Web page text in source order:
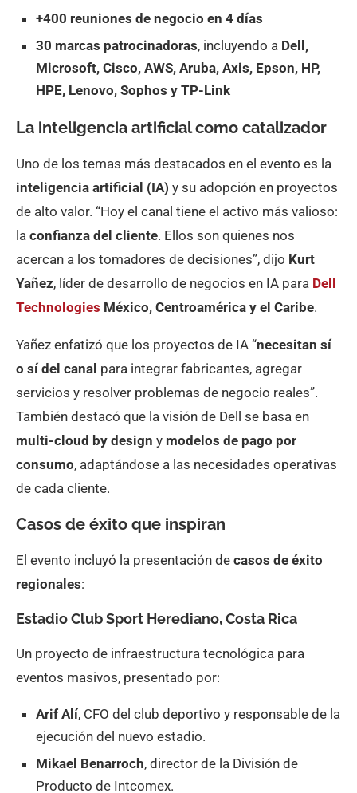
+400 reuniones de negocio en 4 días
30 marcas patrocinadoras, incluyendo a Dell,
Microsoft, Cisco, AWS, Aruba, Axis, Epson, HP,
HPE, Lenovo, Sophos y TP-Link
La inteligencia artificial como catalizador
Uno de los temas más destacados en el evento es la
inteligencia artificial (IA) y su adopción en proyectos
de alto valor. “Hoy el canal tiene el activo más valioso:
la confianza del cliente. Ellos son quienes nos
acercan a los tomadores de decisiones”, dijo Kurt
Yañez, líder de desarrollo de negocios en IA para Dell
Technologies México, Centroamérica y el Caribe.
Yañez enfatizó que los proyectos de IA “necesitan sí
o sí del canal para integrar fabricantes, agregar
servicios y resolver problemas de negocio reales”.
También destacó que la visión de Dell se basa en
multi-cloud by design y modelos de pago por
consumo, adaptándose a las necesidades operativas
de cada cliente.
Casos de éxito que inspiran
El evento incluyó la presentación de casos de éxito
regionales:
Estadio Club Sport Herediano, Costa Rica
Un proyecto de infraestructura tecnológica para
eventos masivos, presentado por:
Arif Alí, CFO del club deportivo y responsable de la
ejecución del nuevo estadio.
Mikael Benarroch, director de la División de
Producto de Intcomex.